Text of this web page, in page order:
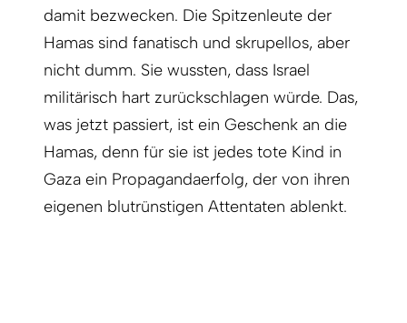
damit bezwecken. Die Spitzenleute der
Hamas sind fanatisch und skrupellos, aber
nicht dumm. Sie wussten, dass Israel
militärisch hart zurückschlagen würde. Das,
was jetzt passiert, ist ein Geschenk an die
Hamas, denn für sie ist jedes tote Kind in
Gaza ein Propagandaerfolg, der von ihren
eigenen blutrünstigen Attentaten ablenkt.